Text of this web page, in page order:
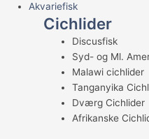
Akvariefisk
Cichlider
Discusfisk
Syd- og Ml.
Malawi cichlider
Tanganyika
Dværg Cichlider
Afrikanske